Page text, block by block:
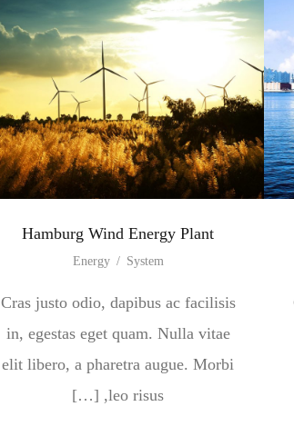
Hamburg Wind Energy Plant
Energy / System
Cras justo odio, dapibus ac facilisis
in, egestas eget quam. Nulla vitae
elit libero, a pharetra augue. Morbi
leo risus, […]